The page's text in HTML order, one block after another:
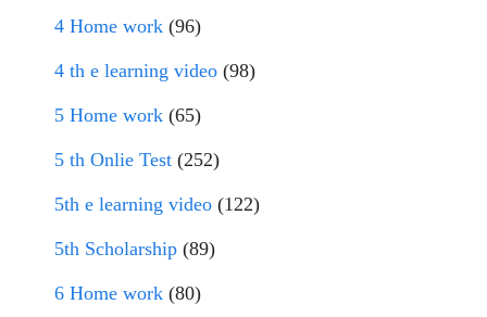
4 Home work (96)
4 th e learning video (98)
5 Home work (65)
5 th Onlie Test (252)
5th e learning video (122)
5th Scholarship (89)
6 Home work (80)